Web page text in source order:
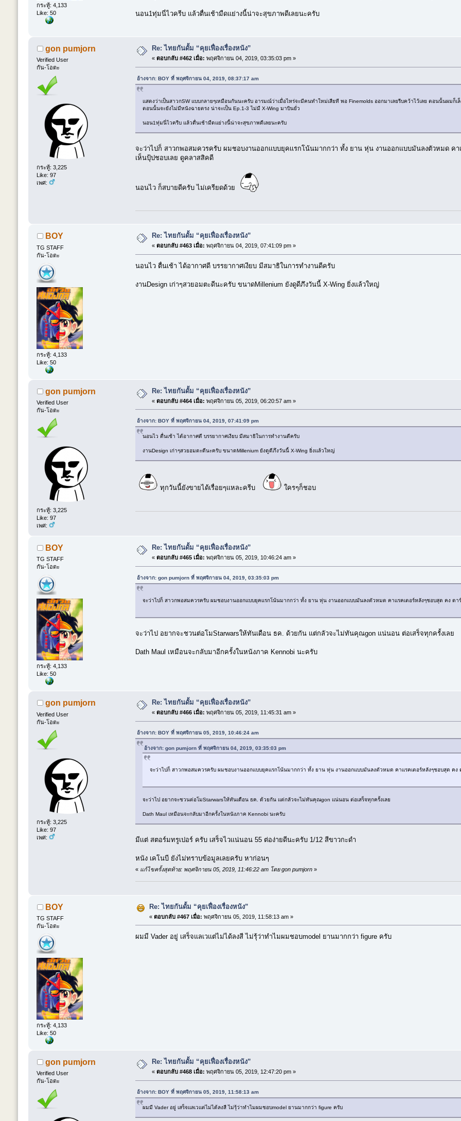
กระทู้: 4,133
Like: 50
นอน1ทุ่มนี่ไวครีบ แล้วตื่นเช้ามืดแย่างนี้น่าจะสุขภาพดีเลยนะครับ
gon pumjorn
Verified User
กัน-โอตะ
กระทู้: 3,225
Like: 97
เพศ:
Re: ไทยกันดั้ม “คุยเฟื่องเรื่องหนัง”
«ตอบกลับ #462 เมื่อ: พฤศจิกายน 04, 2019, 03:35:03 pm »
อ้างจาก: BOY ที่ พฤศจิกายน 04, 2019, 08:37:17 am
แสดงว่าเป็นสาวกSW แบบกลายๆเหมือนกันนะครับ อารมณ์ว่าเมื่อไหร่จะมีคนทำใหม่เสียที พอ Finemolds ออกมาเลยรีบคว้าไว้เลย ตอนนั้นผมก็
ตอนนั้นจะยังไม่มีหนังฉายตรง น่าจะเป็น Ep.1-3 ไม่มี X-Wing มาบินยั่ว
นอน1ทุ่มนี่ไวครีบ แล้วตื่นเช้ามืดแย่างนี้น่าจะสุขภาพดีเลยนะครับ
จะว่าไปก็ สาวกพอสมควรครับ ผมชอบงานออกเเบบยุคเเรกโน้นมากกว่า ทั้ง ยาน หุ่น งานออกเเบบมันลงตัวหมด คา
เห็นปุ้ปชอบเลย ดูคลาสสิคดี
นอนไว ก็สบายดีครับ ไม่เครียดด้วย
BOY
TG STAFF
กัน-โอตะ
กระทู้: 4,133
Like: 50
Re: ไทยกันดั้ม “คุยเฟื่องเรื่องหนัง”
«ตอบกลับ #463 เมื่อ: พฤศจิกายน 04, 2019, 07:41:09 pm »
นอนไว ตื่นเช้า ได้อากาศดี บรรยากาศเงียบ มีสมาธิในการทำงานดีครับ
งานDesign เก่าๆสวยอมตะดีนะครับ ขนาดMillenium ยังดูดีภึงวันนี้ X-Wing ยิ่งแล้วใหญ่
gon pumjorn
Verified User
กัน-โอตะ
กระทู้: 3,225
Like: 97
เพศ:
Re: ไทยกันดั้ม “คุยเฟื่องเรื่องหนัง”
«ตอบกลับ #464 เมื่อ: พฤศจิกายน 05, 2019, 06:20:57 am »
อ้างจาก: BOY ที่ พฤศจิกายน 04, 2019, 07:41:09 pm
นอนไว ตื่นเช้า ได้อากาศดี บรรยากาศเงียบ มีสมาธิในการทำงานดีครับ
งานDesign เก่าๆสวยอมตะดีนะครับ ขนาดMillenium ยังดูดีภึงวันนี้ X-Wing ยิ่งแล้วใหญ่
ทุกวันนี้ยังขายได้เรื่อยๆเเหละครีบ ใครๆก็ชอบ
BOY
TG STAFF
กัน-โอตะ
กระทู้: 4,133
Like: 50
Re: ไทยกันดั้ม “คุยเฟื่องเรื่องหนัง”
«ตอบกลับ #465 เมื่อ: พฤศจิกายน 05, 2019, 10:46:24 am »
อ้างจาก: gon pumjorn ที่ พฤศจิกายน 04, 2019, 03:35:03 pm
จะว่าไปก็ สาวกพอสมควรครับ ผมชอบงานออกเเบบยุคเเรกโน้นมากกว่า ทั้ง ยาน หุ่น งานออกเเบบมันลงตัวหมด คาเเรคเตอร์หลังๆชอบสุด คง ด
จะว่าไป อยากจะชวนต่อโมStarwarsให้ทันเดือน ธค. ด้วยกัน แต่กลัวจะไม่ทันคุณgon แน่นอน ต่อเสร็จทุกครั้งเลย
Dath Maul เหมือนจะกลับมาอีกครั้งในหนังภาค Kennobi นะครับ
gon pumjorn
Verified User
กัน-โอตะ
กระทู้: 3,225
Like: 97
เพศ:
Re: ไทยกันดั้ม “คุยเฟื่องเรื่องหนัง”
«ตอบกลับ #466 เมื่อ: พฤศจิกายน 05, 2019, 11:45:31 am »
อ้างจาก: BOY ที่ พฤศจิกายน 05, 2019, 10:46:24 am
อ้างจาก: gon pumjorn ที่ พฤศจิกายน 04, 2019, 03:35:03 pm
จะว่าไปก็ สาวกพอสมควรครับ ผมชอบงานออกเเบบยุคเเรกโน้นมากกว่า ทั้ง ยาน หุ่น งานออกเเบบมันลงตัวหมด คาเเรคเตอร์หลังๆชอบสุด ค
จะว่าไป อยากจะชวนต่อโมStarwarsให้ทันเดือน ธค. ด้วยกัน แต่กลัวจะไม่ทันคุณgon แน่นอน ต่อเสร็จทุกครั้งเลย
Dath Maul เหมือนจะกลับมาอีกครั้งในหนังภาค Kennobi นะครับ
มีเเต่ สตอร์มทรูเปอร์ ครับ เสร็จไวเเน่นอน 55 ต่อง่ายดีนะครับ 1/12 สีขาวกะดำ
หนัง เคโนบี ยังไม่ทราบข้อมูลเลยครับ หาก่อนๆ
« แก้ไขครั้งสุดท้าย: พฤศจิกายน 05, 2019, 11:46:22 am โดย gon pumjorn»
BOY
TG STAFF
กัน-โอตะ
กระทู้: 4,133
Like: 50
Re: ไทยกันดั้ม “คุยเฟื่องเรื่องหนัง”
«ตอบกลับ #467 เมื่อ: พฤศจิกายน 05, 2019, 11:58:13 am »
ผมมี Vader อยู่ เสร็จแลเวแต่ไม่ได้ลงสี ไม่รุ้ว่าทำไมผมชอบmodel ยานมากกว่า figure ครับ
gon pumjorn
Verified User
กัน-โอตะ
Re: ไทยกันดั้ม “คุยเฟื่องเรื่องหนัง”
«ตอบกลับ #468 เมื่อ: พฤศจิกายน 05, 2019, 12:47:20 pm »
อ้างจาก: BOY ที่ พฤศจิกายน 05, 2019, 11:58:13 am
ผมมี Vader อยู่ เสร็จแลเวแต่ไม่ได้ลงสี ไม่รุ้ว่าทำไมผมชอบmodel ยานมากกว่า figure ครับ